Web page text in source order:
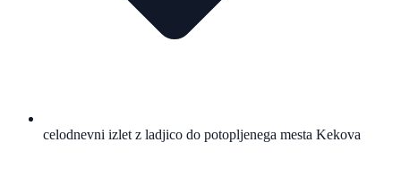
celodnevni izlet z ladjico do potopljenega mesta Kekova